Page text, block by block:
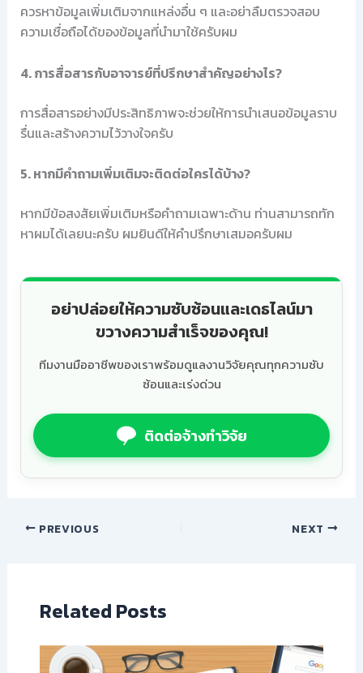
ควรหาข้อมูลเพิ่มเติมจากแหล่งอื่น ๆ และอย่าลืมตรวจสอบ
ความเชื่อถือได้ของข้อมูลที่นำมาใช้ครับผม
4. การสื่อสารกับอาจารย์ที่ปรึกษาสำคัญอย่างไร?
การสื่อสารอย่างมีประสิทธิภาพจะช่วยให้การนำเสนอข้อมูลราบ
รื่นและสร้างความไว้วางใจครับ
5. หากมีคำถามเพิ่มเติมจะติดต่อใครได้บ้าง?
หากมีข้อสงสัยเพิ่มเติมหรือคำถามเฉพาะด้าน ท่านสามารถทัก
หาผมได้เลยนะครับ ผมยินดีให้คำปรึกษาเสมอครับผม
อย่าปล่อยให้ความซับซ้อนและเดธไลน์มา
ขวางความสำเร็จของคุณ!
ทีมงานมืออาชีพของเราพร้อมดูแลงานวิจัยคุณทุกความซับ
ซ้อนและเร่งด่วน
ติดต่อจ้างทำวิจัย
PREVIOUS NEXT
Related Posts